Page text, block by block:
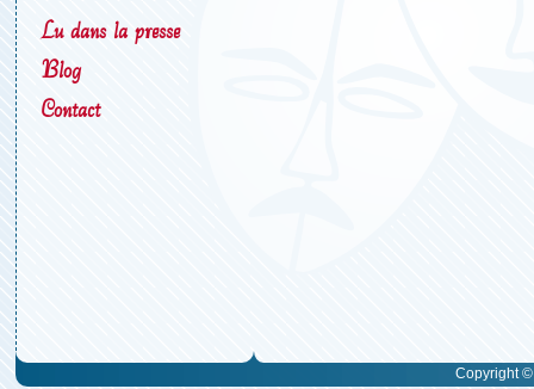
Lu dans la presse
Blog
Contact
Copyright